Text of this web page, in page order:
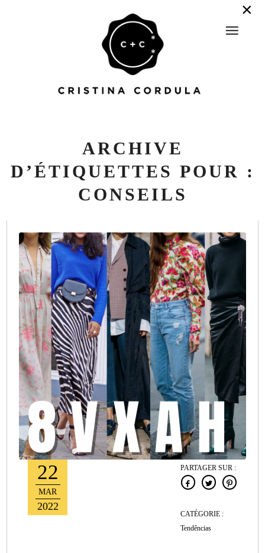
ARCHIVE
D’ÉTIQUETTES POUR :
CONSEILS
22
MAR
2022
PARTAGER SUR :
CATÉGORIE :
Tendências